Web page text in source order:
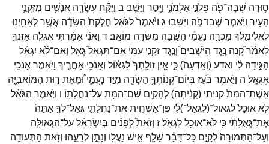
ס֥וּרָה שְׁבָה־פֹּ֖ה פְּלֹנִ֣י אַלְמֹנִ֑י וַיָּ֖סַר וַיֵּשֵֽׁב׃ ב וַיִּקַּ֞ח עֲשָׂרָ֧ה אֲנָשִׁ֛ים מִזִּקְנֵ֥י
הָעִ֖יר וַיֹּ֣אמֶר שְׁבוּ־פֹ֑ה וַיֵּשֵֽׁבוּ׃ג וַיֹּ֙אמֶר֙לַגֹּאֵ֔ל חֶלְקַת֙ הַשָּׂדֶ֔ה אֲשֶׁ֥רלְאָחִ֖ינוּ
לֶאֱלִימֶ֑לֶךְ מָכְרָ֣ה נָעֳמִ֔י הַשָּׁ֖בָה מִשְּׂדֵ֥ה מוֹאָֽב׃ד וַאֲנִ֨י אָמַ֜רְתִּי אֶגְלֶ֧ה אָזְנְךָ֣
לֵאמֹ֗רקְ֠נֵה נֶ֥גֶד הַֽיֹּשְׁבִים֮ וְנֶ֣גֶדזִקְנֵ֣י עַמִּי֒אִם־תִּגְאַל֙גְּאָ֔ל וְאִם־לֹ֨א יִגְאַ֜ל
הַגִּ֣ידָה לִּ֗י ואדע(וְאֵֽדְעָה֙)כִּ֣י אֵ֤ין זוּלָֽתְךָ֙לִגְא֔וֹל וְאָנֹכִ֖י אַחֲרֶ֑יךָ וַיֹּ֖אמֶראָנֹכִ֥י
אֶגְאָֽל׃ ה וַיֹּ֣אמֶר בֹּ֔עַז בְּיוֹם־קְנוֹתְךָ֥ הַשָּׂדֶ֖ה מִיַּ֣ד נָעֳמִ֑י וּ֠מֵאֵת ר֣וּת הַמּוֹאֲבִיָּ֤ה
אֵֽשֶׁת־הַמֵּת֙קניתי (קָנִ֔יתָה)לְהָקִ֥ים שֵׁם־הַמֵּ֖תעַל־נַחֲלָתֽוֹ׃ ו וַיֹּ֣אמֶר הַגֹּאֵ֗ל
לֹ֤אאוּכַל֙לגאול־(לִגְאָל־)לִ֔י פֶּן־אַשְׁחִ֖יתאֶת־נַחֲלָתִ֑י גְּאַל־לְךָ֤אַתָּה֙
אֶת־גְּאֻלָּתִ֔י כִּ֥י לֹא־אוּכַ֖ללִגְאֹֽל׃ז וְזֹאת֩לְפָנִ֨ים בְּיִשְׂרָאֵ֜לעַל־הַגְּאוּלָּ֤ה
וְעַל־הַתְּמוּרָה֙לְקַיֵּ֣ם כָּל־דָּבָ֔ר שָׁלַ֥ף אִ֛ישׁ נַעֲל֖וֹ וְנָתַ֣ן לְרֵעֵ֑הוּ וְזֹ֥את הַתְּעוּדָ֖ה